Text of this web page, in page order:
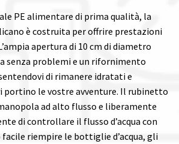
PE alimentare di prima qualità, la
è costruita per offrire prestazioni
apertura di 10 cm di diametro
senza problemi e un rifornimento
di rimanere idratati e
portino le vostre avventure. Il rubinetto
ad alto flusso e liberamente
di controllare il flusso d’acqua con
facile riempire le bottiglie d’acqua, gli